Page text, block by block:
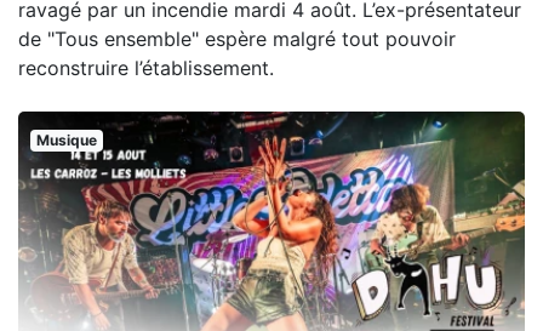
ravagé par un incendie mardi 4 août. L’ex-présentateur
de "Tous ensemble" espère malgré tout pouvoir
reconstruire l’établissement.
Musique